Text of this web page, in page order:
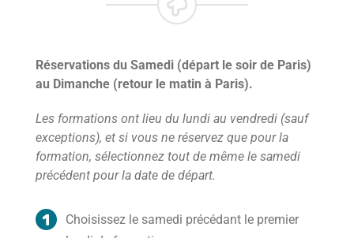
Réservations du Samedi (départ le soir de Paris)
au Dimanche (retour le matin à Paris).
Les formations ont lieu du lundi au vendredi (sauf
exceptions), et si vous ne réservez que pour la
formation, sélectionnez tout de même le samedi
précédent pour la date de départ.
Choisissez le samedi précédant le premier